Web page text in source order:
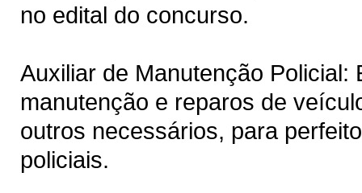
no edital do concurso.
Auxiliar de Manutenção
manutenção e reparos de
outros necessários, para
policiais.